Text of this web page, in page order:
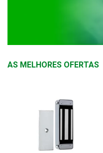
AS MELHORES OFERTAS